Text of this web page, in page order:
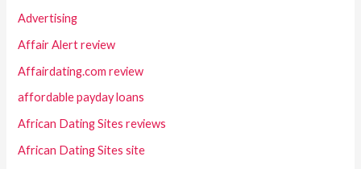
Advertising
Affair Alert review
Affairdating.com review
affordable payday loans
African Dating Sites reviews
African Dating Sites site